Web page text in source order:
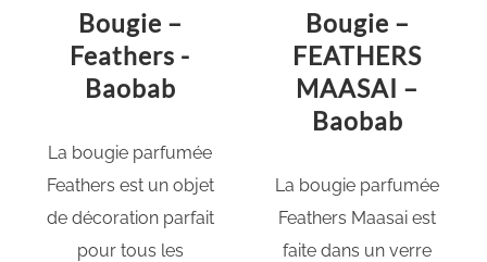
Bougie –
Feathers -
Baobab
La bougie parfumée
Feathers est un objet
de décoration parfait
pour tous les
Bougie –
FEATHERS
MAASAI –
Baobab
La bougie parfumée
Feathers Maasai est
faite dans un verre